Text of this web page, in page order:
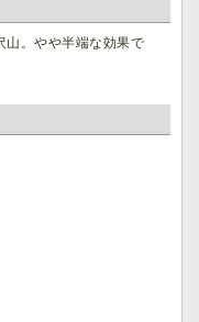
山。やや半端な効果で